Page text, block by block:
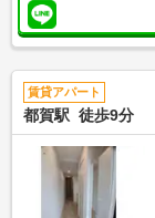
賃貸アパート
都賀駅 徒歩9分